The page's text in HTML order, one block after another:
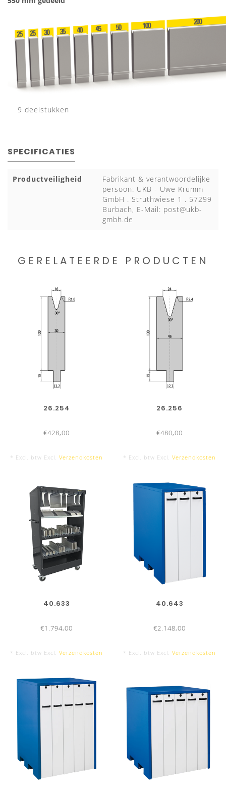
9 deelstukken
SPECIFICATIES
Productveiligheid
Fabrikant & verantwoordelijke
persoon: UKB - Uwe Krumm
GmbH . Struthwiese 1 . 57299
Burbach, E-Mail: post@ukb-
gmbh.de
GERELATEERDE PRODUCTEN
26.254
€428,00
* Excl. btw Excl. Verzendkosten
26.256
€480,00
* Excl. btw Excl. Verzendkosten
40.633
€1.794,00
* Excl. btw Excl. Verzendkosten
40.643
€2.148,00
* Excl. btw Excl. Verzendkosten